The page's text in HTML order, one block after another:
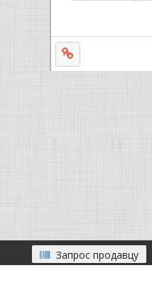
Запрос продавцу